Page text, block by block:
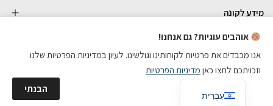
מידע לקונה
כל הזכויות שמורות
אוהבים עוגיות? גם אנחנו!
אנו מכבדים את פרטיות לקוחותינו וגולשינו. לעיון במדיניות הפרטיות שלנו
וזכויתכם לחצו כאן מדיניות הפרטיות
הבנתי
עִבְרִית
English